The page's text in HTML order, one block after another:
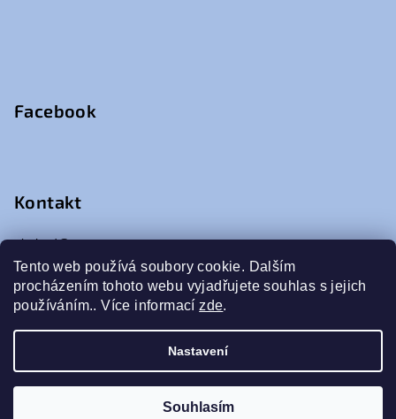
Tento web používá soubory cookie. Dalším
procházením tohoto webu vyjadřujete souhlas s jejich
používáním.. Více informacízde.
Nastavení
Souhlasím
Facebook
Kontakt
obchod@pragosan.com
+420 271 082 363
Vytvořil Shoptet